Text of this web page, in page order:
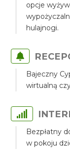
opcje
hulajnogi.
Bajeczny
wirtualną
Bezpłatny
w pokoju